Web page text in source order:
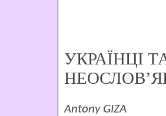
УКРАЇНЦІ
Antony GIZA